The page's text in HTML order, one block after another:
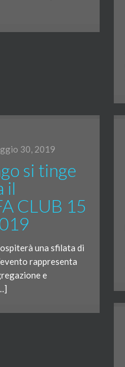
30, 2019
si tinge
il
CLUB 15
una sfilata di
rappresenta
e